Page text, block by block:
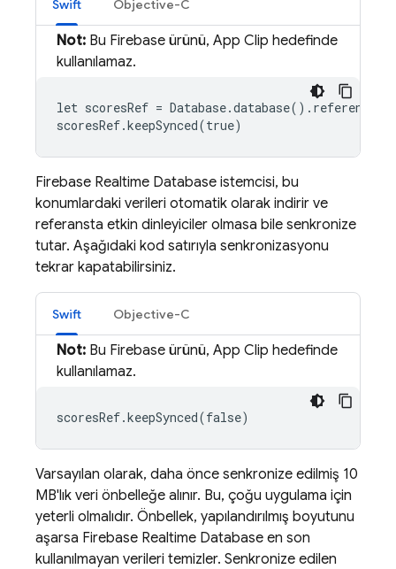
Swift Objective-C
Not: Bu Firebase ürünü, App Clip hedefinde
kullanılamaz.
let scoresRef =
scoresRef.keepSynced(true)
Firebase Realtime Database istemcisi, bu
konumlardaki verileri otomatik olarak indirir ve
referansta etkin dinleyiciler olmasa bile senkronize
tutar. Aşağıdaki kod satırıyla senkronizasyonu
tekrar kapatabilirsiniz.
Swift Objective-C
Not: Bu Firebase ürünü, App Clip hedefinde
kullanılamaz.
scoresRef.keepSynced(false)
Varsayılan olarak, daha önce senkronize edilmiş 10
MB'lık veri önbelleğe alınır. Bu, çoğu uygulama için
yeterli olmalıdır. Önbellek, yapılandırılmış boyutunu
aşarsa Firebase Realtime Database en son
kullanılmayan verileri temizler. Senkronize edilen